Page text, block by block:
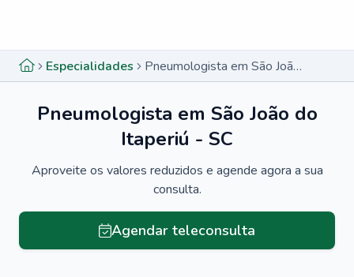
Especialidades Pneumologista em São João do Itaperiú - SC
Pneumologista em São João do
Itaperiú - SC
Aproveite os valores reduzidos e agende agora a sua
consulta.
Agendar teleconsulta